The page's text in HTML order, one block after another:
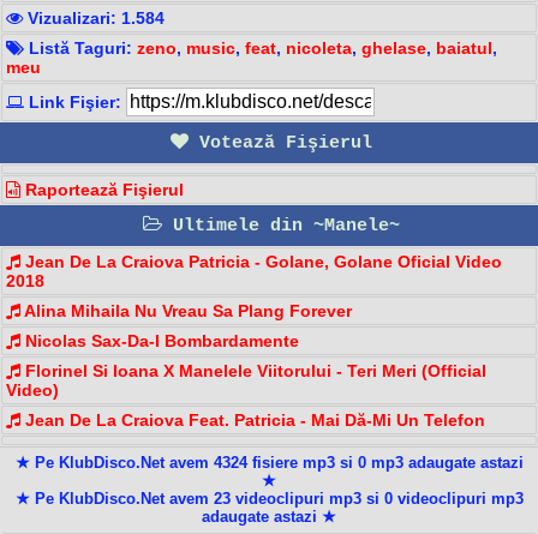
Vizualizari: 1.584
Listă Taguri: zeno, music, feat, nicoleta, ghelase, baiatul,
meu
Link Fişier:
Votează Fişierul
Raportează Fişierul
Ultimele din ~Manele~
Jean De La Craiova Patricia - Golane, Golane Oficial Video
2018
Alina Mihaila Nu Vreau Sa Plang Forever
Nicolas Sax-Da-I Bombardamente
Florinel Si Ioana X Manelele Viitorului - Teri Meri (Official
Video)
Jean De La Craiova Feat. Patricia - Mai Dă-Mi Un Telefon
★ Pe KlubDisco.Net avem 4324 fisiere mp3 si 0 mp3 adaugate astazi
★
★ Pe KlubDisco.Net avem 23 videoclipuri mp3 si 0 videoclipuri mp3
adaugate astazi ★